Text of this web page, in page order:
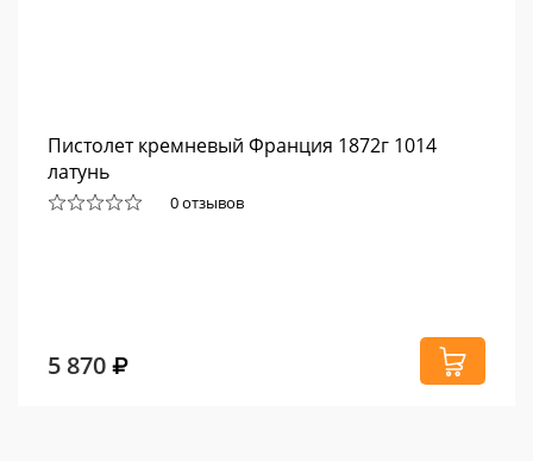
Пистолет кремневый Франция 1872г 1014
латунь
0 отзывов
5 870